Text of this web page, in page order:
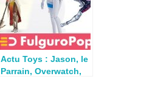
Actu Toys : Jason, le
Parrain, Overwatch,